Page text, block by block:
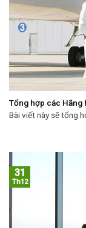
Tổng hợp các Hãng
Bài viết này sẽ tổng
31
Th12